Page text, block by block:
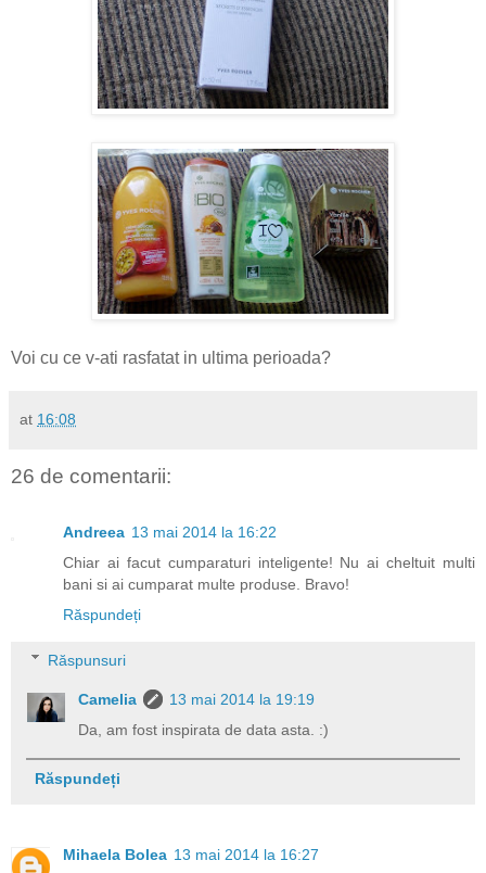
Voi cu ce v-ati rasfatat in ultima perioada?
at 16:08
26 de comentarii:
Andreea 13 mai 2014 la 16:22
Chiar ai facut cumparaturi inteligente! Nu ai cheltuit multi
bani si ai cumparat multe produse. Bravo!
Răspundeți
Răspunsuri
Camelia
13 mai 2014 la 19:19
Da, am fost inspirata de data asta. :)
Răspundeți
Mihaela Bolea 13 mai 2014 la 16:27